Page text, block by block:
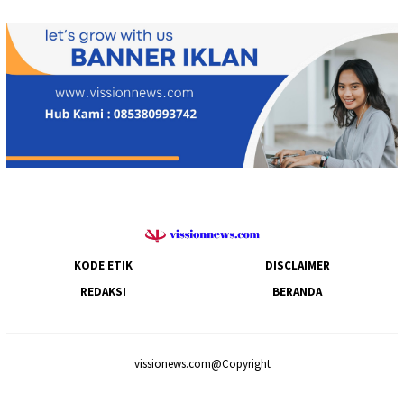
KODE ETIK
DISCLAIMER
REDAKSI
BERANDA
vissionews.com@Copyright